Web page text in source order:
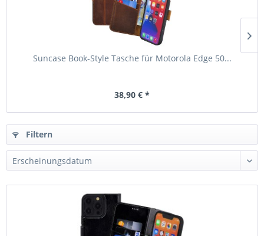
Suncase Book-Style Tasche für Motorola Edge 50...
38,90 € *
Filtern